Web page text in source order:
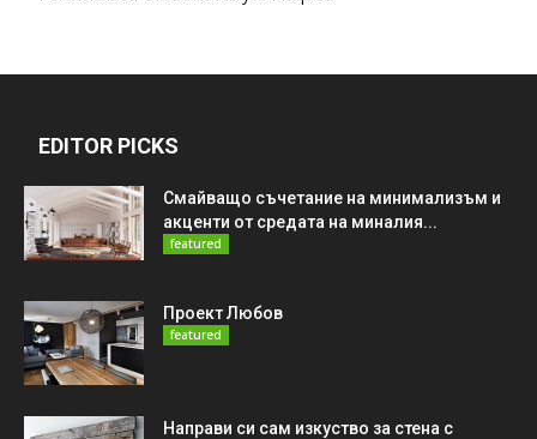
EDITOR PICKS
Смайващо съчетание на минимализъм и
акценти от средата на миналия...
featured
Проект Любов
featured
Направи си сам изкуство за стена с